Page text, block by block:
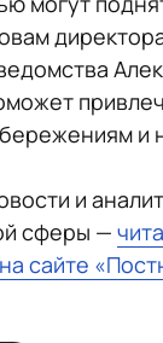
и
и
сферы —
сайте